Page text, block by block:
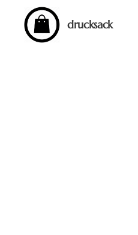
drucksack